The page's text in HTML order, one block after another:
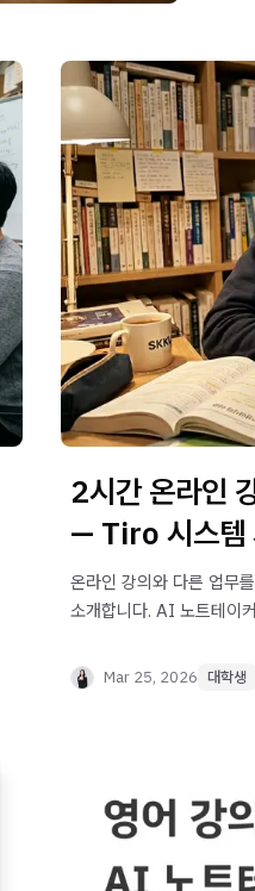
2시간 온라인
— Tiro 시스템
온라인 강의와 다른 업무
소개합니다. AI 노트테이
Mar 25, 2026 대학생